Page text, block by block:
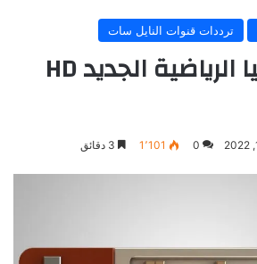
ترددات قنوات النايل سات
تردد قناة ليبيا الرياضية الجديد HD
0 1٬101